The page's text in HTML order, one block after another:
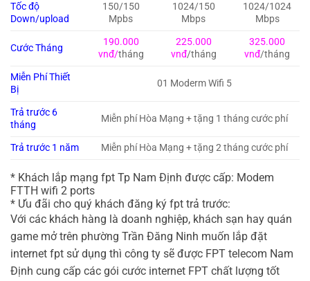
Tốc độ
Down/upload
150/150
Mpbs
1024/150
Mbps
1024/1024
Mbps
Cước Tháng
190.000
vnđ/tháng
225.000
vnđ/tháng
325.000
vnđ/tháng
Miễn Phí Thiết
Bị
01 Moderm Wifi 5
Trả trước 6
tháng
Miễn phí Hòa Mạng + tặng 1 tháng cước phí
Trả trước 1 năm Miễn phí Hòa Mạng + tặng 2 tháng cước phí
* Khách lắp mạng fpt Tp Nam Định được cấp: Modem
FTTH wifi 2 ports
* Ưu đãi cho quý khách đăng ký fpt trả trước:
Với các khách hàng là doanh nghiệp, khách sạn hay quán
game mở trên phường Trần Đăng Ninh muốn lắp đặt
internet fpt sử dụng thì công ty sẽ được FPT telecom Nam
Định cung cấp các gói cước internet FPT chất lượng tốt